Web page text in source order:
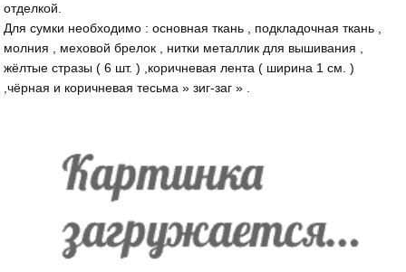
отделкой.
Для сумки необходимо : основная ткань , подкладочная ткань ,
молния , меховой брелок , нитки металлик для вышивания ,
жёлтые стразы ( 6 шт. ) ,коричневая лента ( ширина 1 см. )
,чёрная и коричневая тесьма » зиг-заг » .